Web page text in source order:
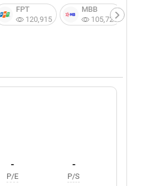
FPT
120,915
MBB
105,721
-
P/E
-
P/S